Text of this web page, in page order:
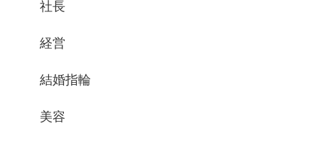
社長
経営
結婚指輪
美容